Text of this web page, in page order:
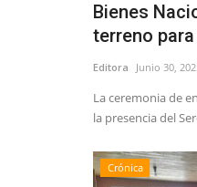
Bienes
terreno
Editora Junio 30,
La ceremonia de
la presencia del
Crónica